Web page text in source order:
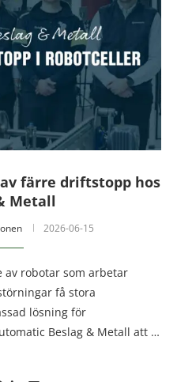
färre driftstopp hos
Metall
2026-06-15
robotar som arbetar
få stora
lösning för
Beslag & Metall att …